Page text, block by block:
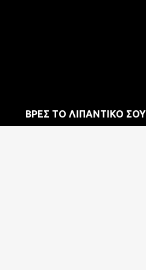
ΒΡΕΣ ΤΟ ΛΙΠΑΝΤΙΚΟ ΣΟΥ